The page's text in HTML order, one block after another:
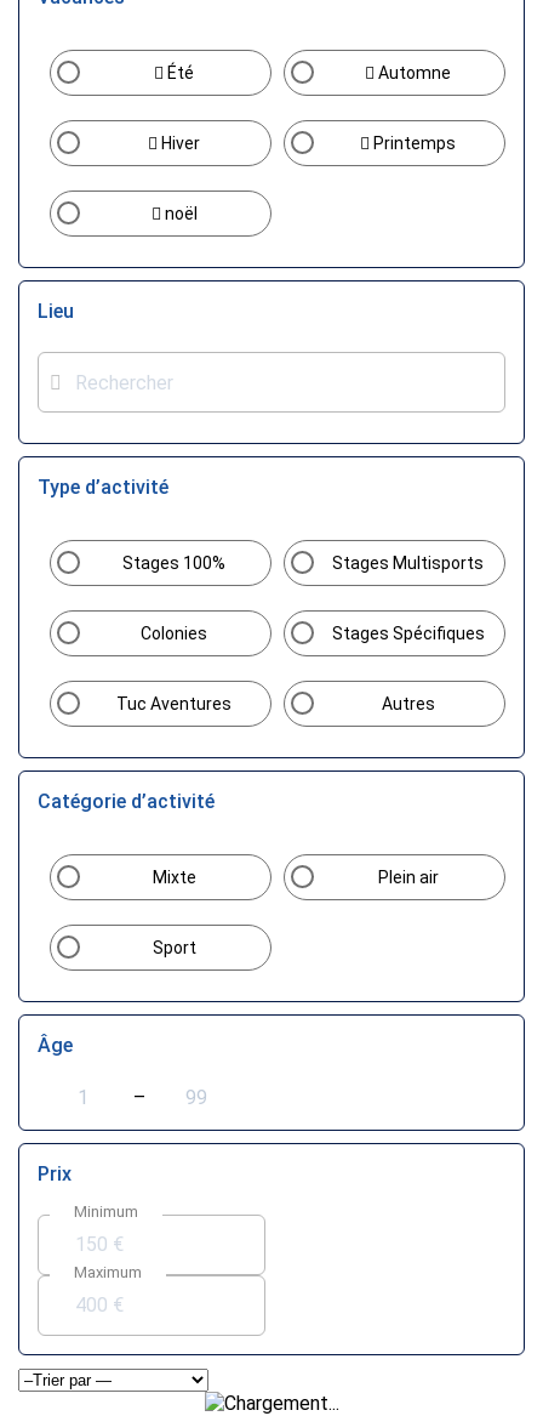
Été Automne
Hiver Printemps
noël
Lieu
Type d’activité
Stages 100% Stages Multisports
Colonies Stages Spécifiques
Tuc Aventures Autres
Catégorie d’activité
Mixte Plein air
Sport
Âge
–
Prix
Minimum
Maximum